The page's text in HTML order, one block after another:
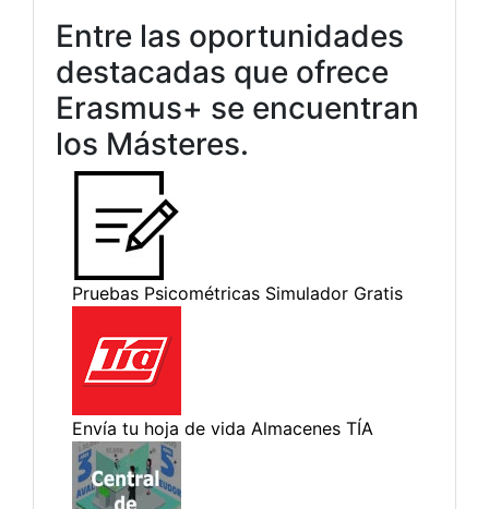
Entre las oportunidades
destacadas que ofrece
Erasmus+ se encuentran
los Másteres.